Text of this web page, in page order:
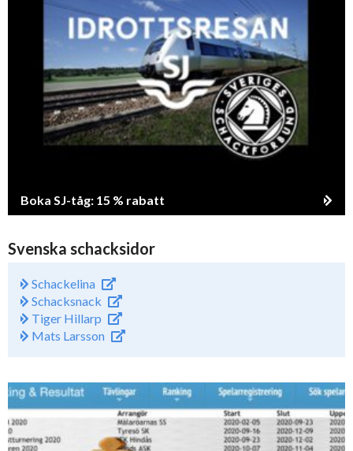
Boka SJ-tåg: 15 % rabatt
Svenska schacksidor
Schackelina
Schacksnack
Tiger Hillarp
Mats Larsson